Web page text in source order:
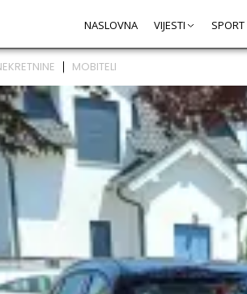
NASLOVNA VIJESTI SPORT